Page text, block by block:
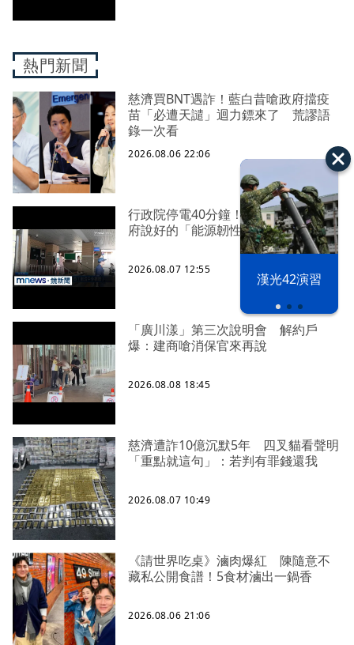
漢光42演習
熱門新聞
慈濟買BNT遇詐！藍白昔嗆政府擋疫
苗「必遭天譴」迴力鏢來了 荒謬語
錄一次看
2026.08.06 22:06
行政院停電40分鐘！ 藍委批：賴政
府說好的「能源韌性」呢
2026.08.07 12:55
「廣川漾」第三次說明會 解約戶
爆：建商嗆消保官來再說
2026.08.08 18:45
慈濟遭詐10億沉默5年 四叉貓看聲明
「重點就這句」：若判有罪錢還我
2026.08.07 10:49
《請世界吃桌》滷肉爆紅 陳隨意不
藏私公開食譜！5食材滷出一鍋香
2026.08.06 21:06